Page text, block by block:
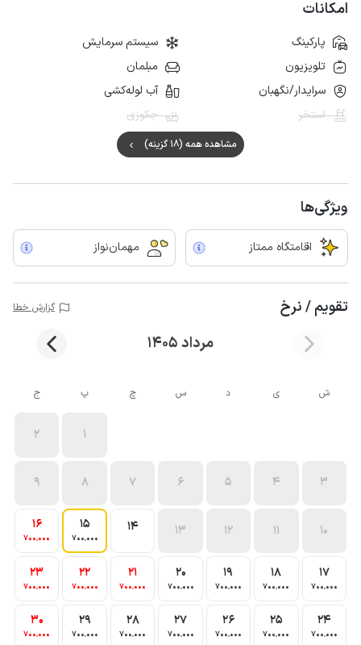
امکانات
پارکینگ
سیستم سرمایش
تلویزیون
مبلمان
سرایدار/نگهبان
آب لوله‌کشی
استخر
جکوزی
مشاهده همه (18 گزینه)
ویژگی‌ها
اقامتگاه ممتاز مهمان‌نواز
تقویم / نرخ گزارش خطا
مرداد 1405
ش ی د س چ پ ج
1
2
3
4
5
6
7
8
9
10
11
12
13
14
15
700٬000
16
700٬000
17
700٬000
18
700٬000
19
700٬000
20
700٬000
21
700٬000
22
700٬000
23
700٬000
24
700٬000
25
700٬000
26
700٬000
27
700٬000
28
700٬000
29
700٬000
30
700٬000